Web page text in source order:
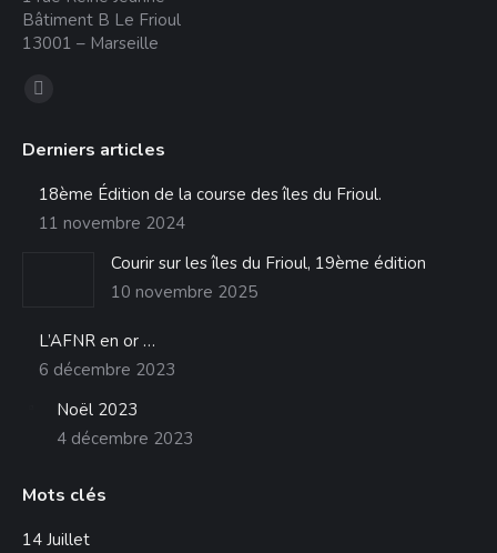
Bâtiment B Le Frioul
13001 – Marseille
Trouvez nous sur :
La
Facebook
s'ouvre
dans
Derniers articles
18ème Édition de la course des îles du Frioul.
11 novembre 2024
Courir sur les îles du Frioul, 19ème édition
10 novembre 2025
L’AFNR en or …
6 décembre 2023
Noël 2023
4 décembre 2023
Mots clés
14 Juillet